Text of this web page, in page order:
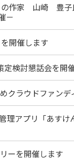
作家 山崎 豊子
－
開催します
検討懇話会を開
ラウドファンデ
アプリ「あす
ーを開催します